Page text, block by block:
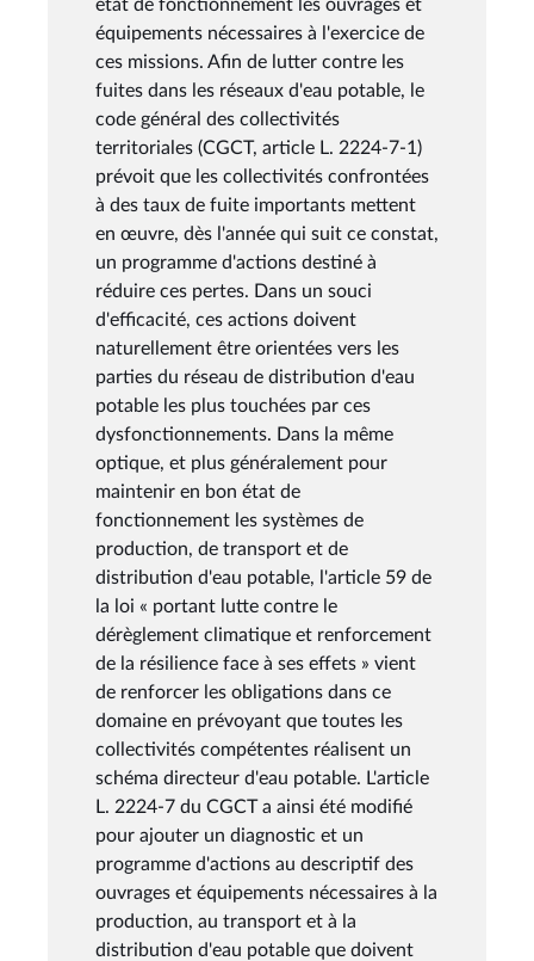
état de fonctionnement les ouvrages et
équipements nécessaires à l'exercice de
ces missions. Afin de lutter contre les
fuites dans les réseaux d'eau potable, le
code général des collectivités
territoriales (CGCT, article L. 2224-7-1)
prévoit que les collectivités confrontées
à des taux de fuite importants mettent
en œuvre, dès l'année qui suit ce constat,
un programme d'actions destiné à
réduire ces pertes. Dans un souci
d'efficacité, ces actions doivent
naturellement être orientées vers les
parties du réseau de distribution d'eau
potable les plus touchées par ces
dysfonctionnements. Dans la même
optique, et plus généralement pour
maintenir en bon état de
fonctionnement les systèmes de
production, de transport et de
distribution d'eau potable, l'article 59 de
la loi « portant lutte contre le
dérèglement climatique et renforcement
de la résilience face à ses effets » vient
de renforcer les obligations dans ce
domaine en prévoyant que toutes les
collectivités compétentes réalisent un
schéma directeur d'eau potable. L'article
L. 2224-7 du CGCT a ainsi été modifié
pour ajouter un diagnostic et un
programme d'actions au descriptif des
ouvrages et équipements nécessaires à la
production, au transport et à la
distribution d'eau potable que doivent